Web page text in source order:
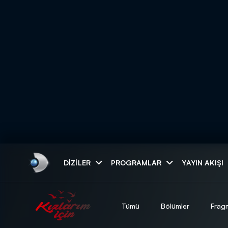
DIZILER PROGRAMLAR YAYIN AKIŞI
Tümü Bölümler